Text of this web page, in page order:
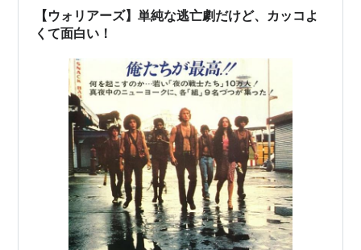
撮影： アンドリュー・ラズロ
編集：フリーマン・デイヴィス・Jr
音楽： バリー・デ・ヴォーゾン
ジョー・ウォルシュ
キャスト
マイケル・ベック
ジェームズ・レマー
トーマス・ウェイツ
ドーシー・ライト
【ウォリアーズ】単純な逃亡劇だけど、カッコよ
くて面白い！